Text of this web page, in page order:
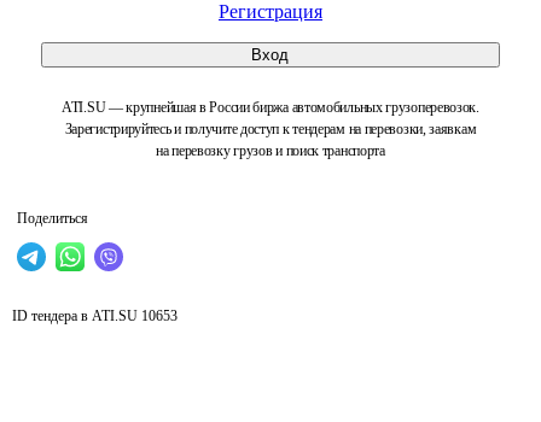
Регистрация
Вход
ATI.SU — крупнейшая в России биржа автомобильных грузоперевозок.
Зарегистрируйтесь и получите доступ к тендерам на перевозки, заявкам
на перевозку грузов и поиск транспорта
Поделиться
ID тендера в ATI.SU 10653